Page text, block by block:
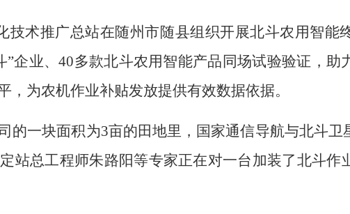
技术推广总站在随州市随县组织开展北斗农用智能
”企业、40多款北斗农用智能产品同场试验验证，助
，为农机作业补贴发放提供有效数据依据。
的一块面积为3亩的田地里，国家通信导航与北斗卫
站总工程师朱路阳等专家正在对一台加装了北斗作